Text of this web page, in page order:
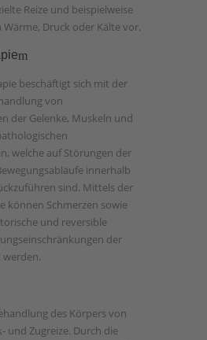
Reize und beispielweise
Druck oder Kälte vor.
beschäftigt sich mit der
von
der Gelenke, Muskeln und
welche auf Störungen der
innerhalb
sind. Mittels der
können Schmerzen sowie
und reversible
der
werden.
des Körpers von
und Zugreize. Durch die